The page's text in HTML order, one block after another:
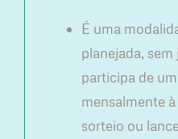
É uma
planejada,
participa de
mensalmente
sorteio ou